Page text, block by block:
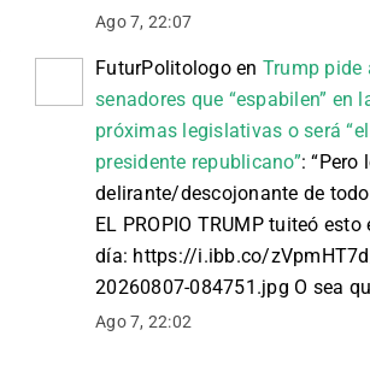
Ago 7, 22:07
FuturPolitologoen Trump pide
senadores que “espabilen” en
próximas legislativas o será
presidente republicano”: “Pero
delirante/descojonante de
EL PROPIO TRUMP tuiteó esto
día: https://i.ibb.co/
20260807-084751.jpg O sea
Ago 7, 22:02